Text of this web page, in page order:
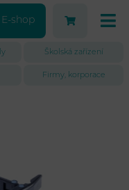
E-shop
Školská zařízení
Firmy, korporace